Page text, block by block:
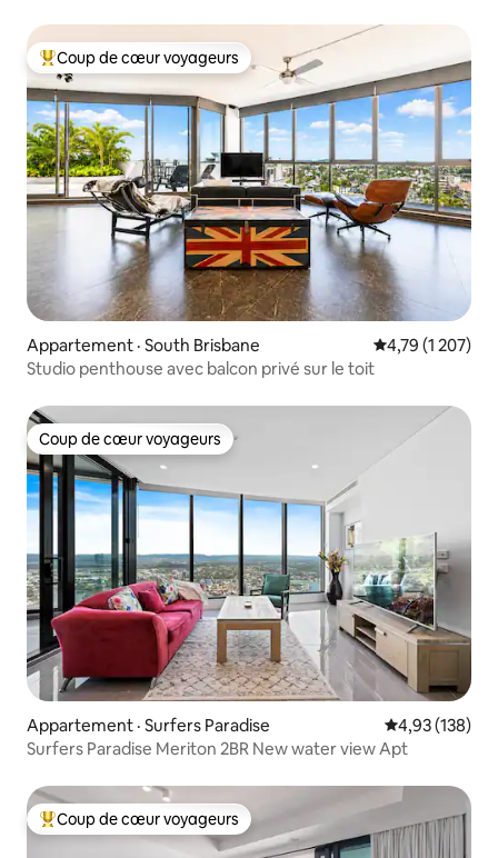
Coup de cœur voyageurs parmi les plus aimés
Coup de cœur voyageurs
Appartement · South Brisbane Note moyenne
4,79 (1 207)
Studio penthouse avec balcon privé sur le toit
Coup de cœur voyageurs
Coup de cœur voyageurs
Appartement · Surfers Paradise Note
4,93 (138)
Surfers Paradise Meriton 2BR New water view Apt
Coup de cœur voyageurs parmi les plus aimés
Coup de cœur voyageurs